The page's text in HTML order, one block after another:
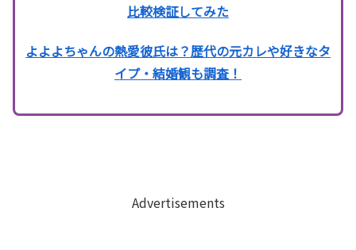
比較検証してみた
よよよちゃんの熱愛彼氏は？歴代の元カレや好きなタ
イプ・結婚観も調査！
Advertisements